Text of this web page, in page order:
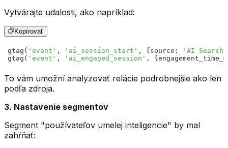
Vytvárajte udalosti, ako napríklad:
Kopírovať
gtag( 'event' , 'ai_session_start' , {source:
'AI Search'
gtag( 'event' , 'ai_engaged_session' ,
To vám umožní analyzovať relácie podrobnejšie ako len
podľa zdroja.
3. Nastavenie segmentov
Segment "používateľov umelej inteligencie" by mal
zahŕňať: